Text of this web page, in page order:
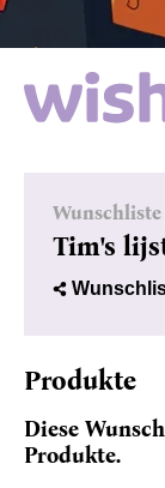
Wunschliste
Tim's
Produkte
Diese
Produkte.